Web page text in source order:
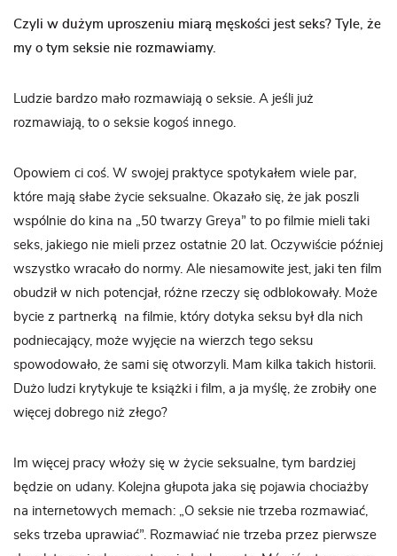
Czyli w dużym uproszeniu miarą męskości jest seks? Tyle, że
my o tym seksie nie rozmawiamy.
Ludzie bardzo mało rozmawiają o seksie. A jeśli już
rozmawiają, to o seksie kogoś innego.
Opowiem ci coś. W swojej praktyce spotykałem wiele par,
które mają słabe życie seksualne. Okazało się, że jak poszli
wspólnie do kina na „50 twarzy Greya” to po filmie mieli taki
seks, jakiego nie mieli przez ostatnie 20 lat. Oczywiście później
wszystko wracało do normy. Ale niesamowite jest, jaki ten film
obudził w nich potencjał, różne rzeczy się odblokowały. Może
bycie z partnerką na filmie, który dotyka seksu był dla nich
podniecający, może wyjęcie na wierzch tego seksu
spowodowało, że sami się otworzyli. Mam kilka takich historii.
Dużo ludzi krytykuje te książki i film, a ja myślę, że zrobiły one
więcej dobrego niż złego?
Im więcej pracy włoży się w życie seksualne, tym bardziej
będzie on udany. Kolejna głupota jaka się pojawia chociażby
na internetowych memach: „O seksie nie trzeba rozmawiać,
seks trzeba uprawiać”. Rozmawiać nie trzeba przez pierwsze